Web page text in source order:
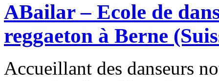
ABailar – Ecole de
reggaeton à Berne
Accueillant des danseurs